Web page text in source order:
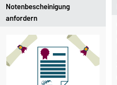
Notenbescheinigung
anfordern